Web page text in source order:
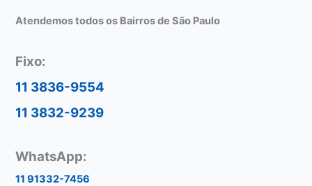
Atendemos todos os Bairros de São Paulo
Fixo:
11 3836-9554
11 3832-9239
WhatsApp:
11 91332-7456